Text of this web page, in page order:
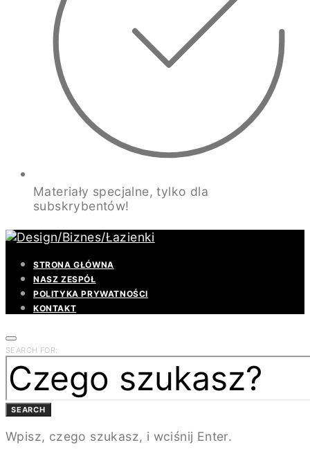
Materiały specjalne, tylko dla
subskrybentów!
STRONA GŁÓWNA
NASZ ZESPÓŁ
POLITYKA PRYWATNOŚCI
KONTAKT
SEARCH FOR:
SEARCH
Wpisz, czego szukasz, i wciśnij Enter.